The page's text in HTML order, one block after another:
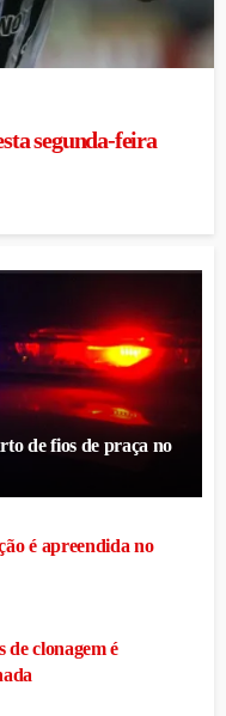
segunda-feira
de fios de praça no
é apreendida no
de clonagem é